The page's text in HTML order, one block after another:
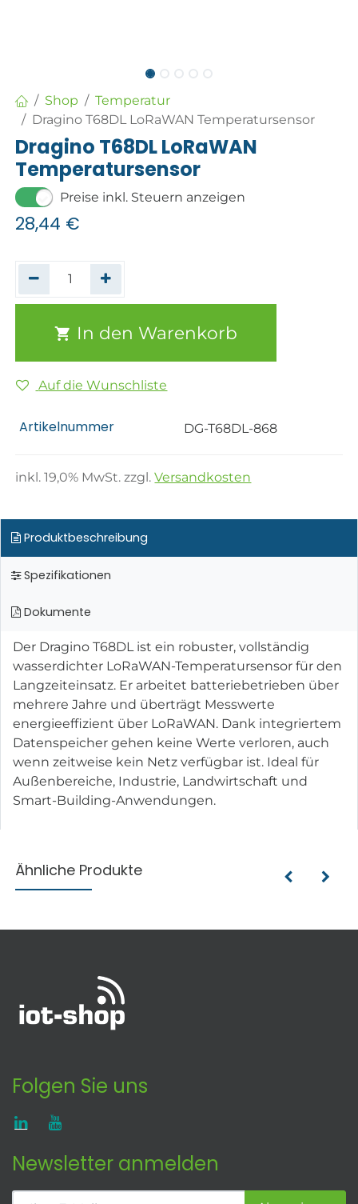
Shop
Temperatur
Dragino T68DL LoRaWAN Temperatursensor
Dragino T68DL LoRaWAN
Temperatursensor
Preise inkl. Steuern anzeigen
28,44 €
In den Warenkorb
Auf die Wunschliste
Artikelnummer DG-T68DL-868
inkl.19,0% MwSt. zzgl.Versandkosten
Produktbeschreibung
Spezifikationen
Dokumente
Der Dragino T68DL ist ein robuster, vollständig
wasserdichter LoRaWAN-Temperatursensor für den
Langzeiteinsatz. Er arbeitet batteriebetrieben über
mehrere Jahre und überträgt Messwerte
energieeffizient über LoRaWAN. Dank integriertem
Datenspeicher gehen keine Werte verloren, auch
wenn zeitweise kein Netz verfügbar ist. Ideal für
Außenbereiche, Industrie, Landwirtschaft und
Smart-Building-Anwendungen.
Ähnliche Produkte
Folgen Sie uns
Newsletter anmelden